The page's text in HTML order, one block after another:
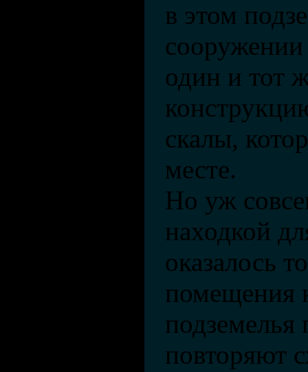
в этом
сооружении
один и тот
скалы,
месте.
Но уж
находкой
оказалось
помещения
подземелья
повторяют